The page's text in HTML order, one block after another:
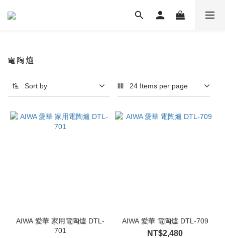
電陶爐
Sort by 24 Items per page
AIWA 愛華 家用電陶爐 DTL-
701
AIWA 愛華 電陶爐 DTL-709
NT$2,480